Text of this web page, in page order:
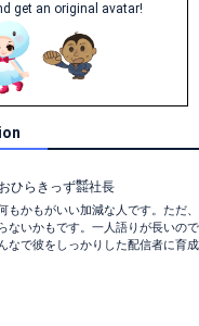
get an original avatar!
ひらきっず㍿社長
かもがいい加減な人です。ただ、
ないかもです。一人語りが長いので
なで彼をしっかりした配信者に育成